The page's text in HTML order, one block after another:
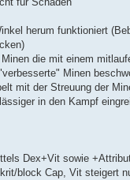
herum funktioniert
die mit einem
Minen
mit der Streuung der
in den Kampf
Dex+Vit sowie
block Cap, Vit steigert